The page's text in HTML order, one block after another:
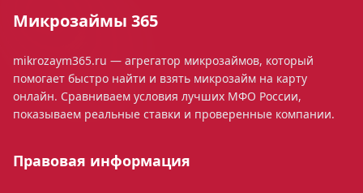
Микрозаймы 365
mikrozaym365.ru — агрегатор микрозаймов, который
помогает быстро найти и взять микрозайм на карту
онлайн. Сравниваем условия лучших МФО России,
показываем реальные ставки и проверенные компании.
Правовая информация